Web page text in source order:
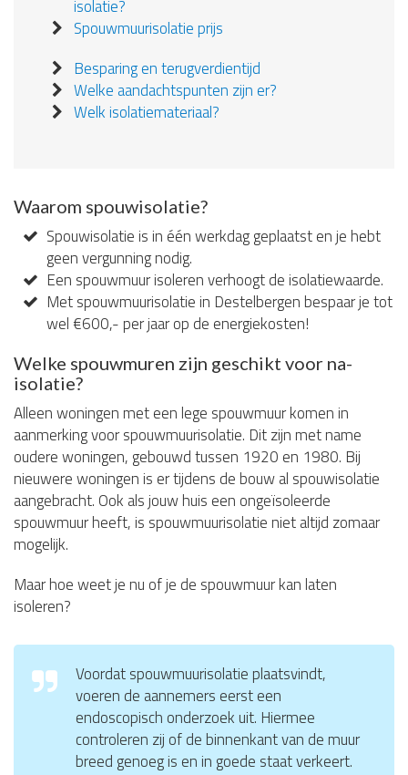
isolatie?
Spouwmuurisolatie prijs
Besparing en terugverdientijd
Welke aandachtspunten zijn er?
Welk isolatiemateriaal?
Waarom spouwisolatie?
Spouwisolatie is in één werkdag geplaatst en je hebt
geen vergunning nodig.
Een spouwmuur isoleren verhoogt de isolatiewaarde.
Met spouwmuurisolatie in Destelbergen bespaar je tot
wel €600,- per jaar op de energiekosten!
Welke spouwmuren zijn geschikt voor na-
isolatie?
Alleen woningen met een lege spouwmuur komen in
aanmerking voor spouwmuurisolatie. Dit zijn met name
oudere woningen, gebouwd tussen 1920 en 1980. Bij
nieuwere woningen is er tijdens de bouw al spouwisolatie
aangebracht. Ook als jouw huis een ongeïsoleerde
spouwmuur heeft, is spouwmuurisolatie niet altijd zomaar
mogelijk.
Maar hoe weet je nu of je de spouwmuur kan laten
isoleren?
Voordat spouwmuurisolatie plaatsvindt,
voeren de aannemers eerst een
endoscopisch onderzoek uit. Hiermee
controleren zij of de binnenkant van de muur
breed genoeg is en in goede staat verkeert.